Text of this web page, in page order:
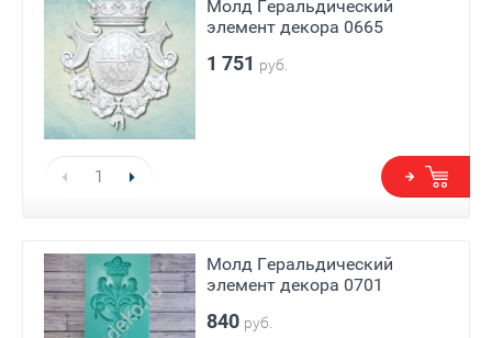
Молд Геральдический
элемент декора 0665
1 751 руб.
Молд Геральдический
элемент декора 0701
840 руб.